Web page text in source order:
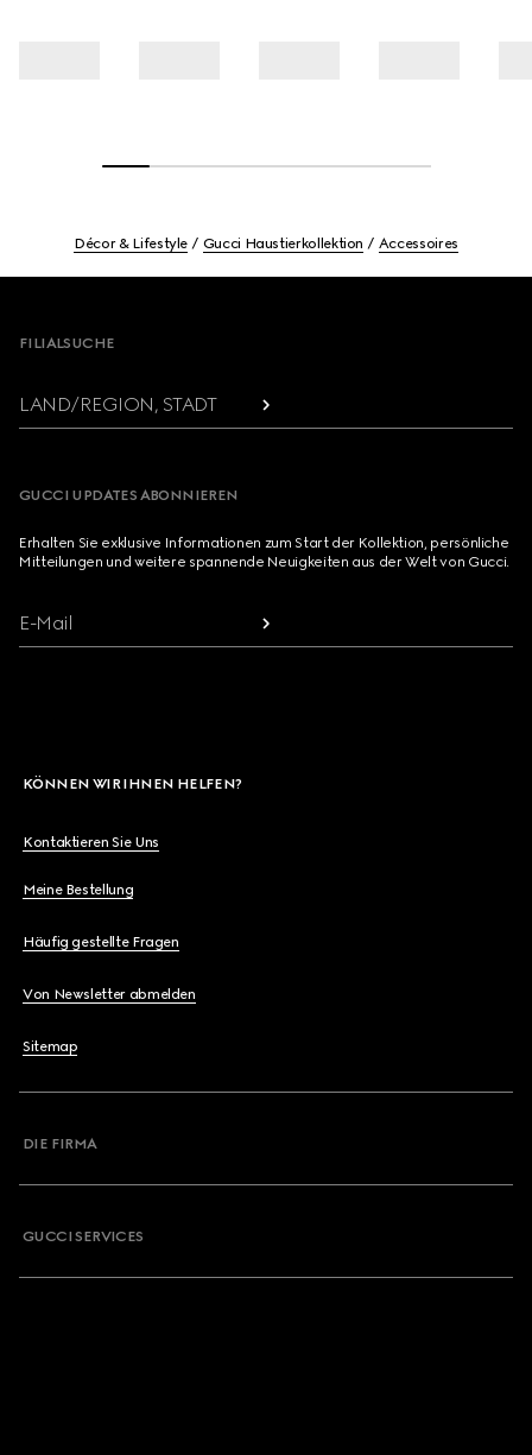
Décor & Lifestyle Gucci Haustierkollektion Accessoires
FILIALSUCHE
LAND/REGION, STADT
GUCCI UPDATES ABONNIEREN
Erhalten Sie exklusive Informationen zum Start der Kollektion, persönliche
Mitteilungen und weitere spannende Neuigkeiten aus der Welt von Gucci.
E-Mail
KÖNNEN WIR IHNEN HELFEN?
Kontaktieren Sie Uns
Meine Bestellung
Häufig gestellte Fragen
Von Newsletter abmelden
Sitemap
DIE FIRMA
GUCCI SERVICES